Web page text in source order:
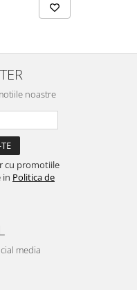
noastre
cu promotiile
in Politica de
media